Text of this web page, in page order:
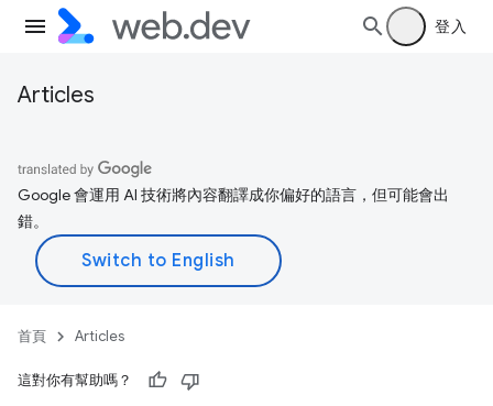
登入
Articles
Google 會運用 AI 技術將內容翻譯成你偏好的語言，但可能會出
錯。
首頁 Articles
這對你有幫助嗎？